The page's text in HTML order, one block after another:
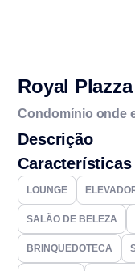
Royal Plazza
Condomínio onde
Descrição
Características
LOUNGE
SALÃO DE BELEZA
BRINQUEDOTECA